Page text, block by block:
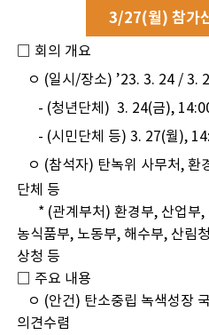
3/27(월) 참가
□ 회의 개
ㅇ (일시/장소) ’23. 3. 24 / 3.
- (청년단체) 3. 24(금),
- (시민단체 등) 3. 27(월),
ㅇ (참석자) 탄녹위 사무처, 환
단체 등
* (관계부처) 환경부, 산업부,
농식품부, 노동부, 해수부, 산림
상청 등
□ 주요 내용
ㅇ (안건) 탄소중립 녹색성장
의견수렴